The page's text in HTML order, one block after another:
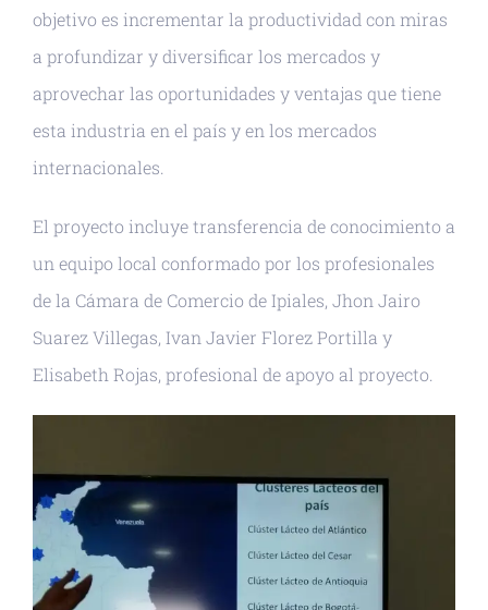
objetivo es incrementar la productividad con miras
a profundizar y diversificar los mercados y
aprovechar las oportunidades y ventajas que tiene
esta industria en el país y en los mercados
internacionales.
El proyecto incluye transferencia de conocimiento a
un equipo local conformado por los profesionales
de la Cámara de Comercio de Ipiales, Jhon Jairo
Suarez Villegas, Ivan Javier Florez Portilla y
Elisabeth Rojas, profesional de apoyo al proyecto.